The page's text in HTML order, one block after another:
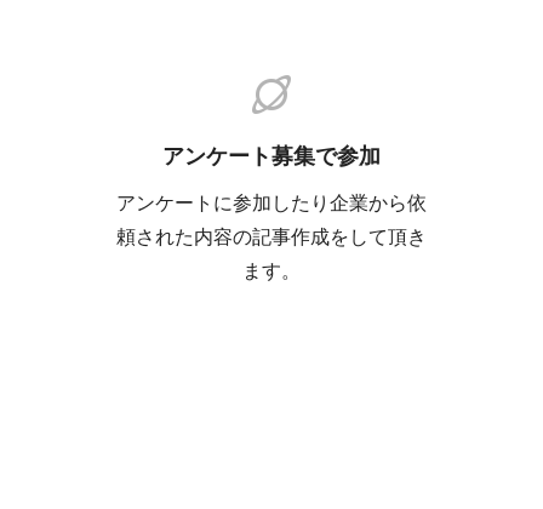
アンケート募集で参加
アンケートに参加したり企業から依
頼された内容の記事作成をして頂き
ます。